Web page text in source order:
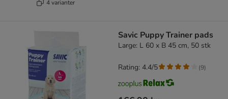
4 varianter
Savic Puppy Trainer pads
Large: L 60 x B 45 cm, 50 stk
Rating: 4.4/5 (9)